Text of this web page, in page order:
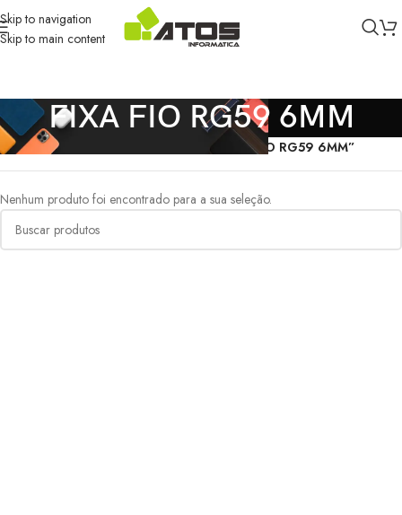
Skip to navigation
Skip to main content
FIXA FIO RG59 6MM
Início/ Produtos marcados com a tag “FIXA FIO RG59 6MM”
Nenhum produto foi encontrado para a sua seleção.